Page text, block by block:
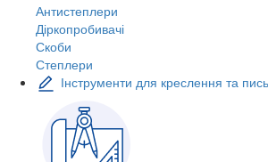
Антистеплери
Діркопробивачі
Скоби
Степлери
Інструменти для креслення та